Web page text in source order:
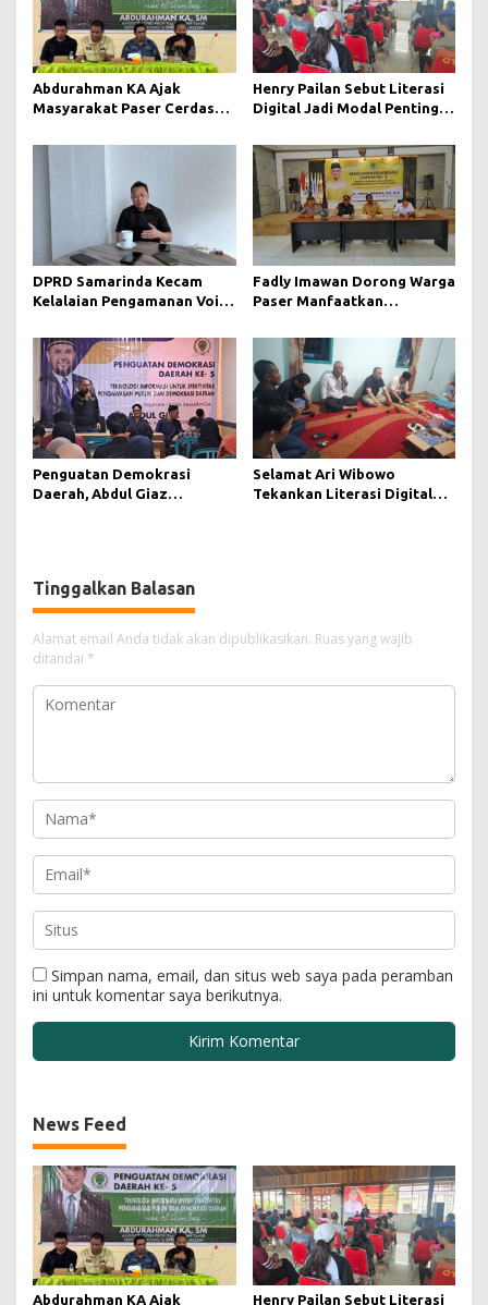
Abdurahman KA Ajak
Masyarakat Paser Cerdas
Digital
Henry Pailan Sebut Literasi
Digital Jadi Modal Penting
Lebih Terbuka
DPRD Samarinda Kecam
Kelalaian Pengamanan Void
Korban Jiwa
Fadly Imawan Dorong Warga
Paser Manfaatkan
Mengawasi Jalannya
Pemerintahan
Penguatan Demokrasi
Daerah, Abdul Giaz
Selamat Ari Wibowo
Tekankan Literasi Digital
Tinggalkan Balasan
Alamat email Anda tidak akan dipublikasikan. Ruas yang wajib
ditandai *
Simpan nama, email, dan situs web saya pada peramban
ini untuk komentar saya berikutnya.
News Feed
Abdurahman KA Ajak Henry Pailan Sebut Literasi